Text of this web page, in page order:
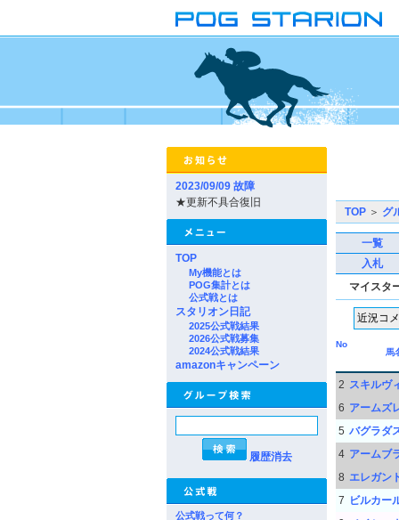
2023/09/09 故障
★更新不具合復旧
TOP
My機能とは
POG集計とは
公式戦とは
スタリオン日記
2025公式戦結果
2026公式戦募集
2024公式戦結果
amazonキャンペーン
履歴消去
公式戦って何？
TOP ＞ グ
一覧
入札
マイスタ
No
馬
2 スキルヴ
6 アームズ
5 バグラダ
4 アームブ
8 エレガン
7 ビルカー